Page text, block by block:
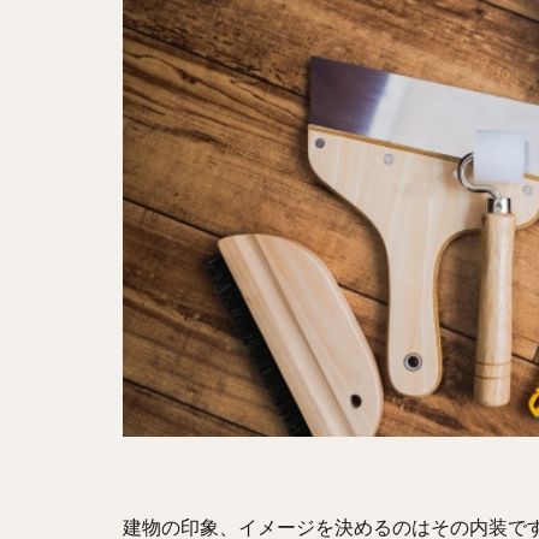
建物の印象、イメージを決めるのはその内装で